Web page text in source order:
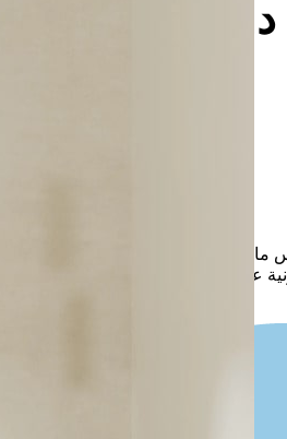
داخلي ربع لامع
مائي، ذو ملمس حريري ناعم يمنحك